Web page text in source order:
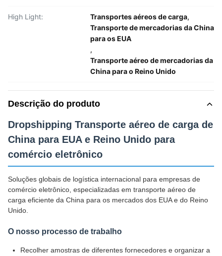
High Light: Transportes aéreos de carga,
Transporte de mercadorias da China
para os EUA
,
Transporte aéreo de mercadorias da
China para o Reino Unido
Descrição do produto
Dropshipping Transporte aéreo de carga de
China para EUA e Reino Unido para
comércio eletrônico
Soluções globais de logística internacional para empresas de
comércio eletrônico, especializadas em transporte aéreo de
carga eficiente da China para os mercados dos EUA e do Reino
Unido.
O nosso processo de trabalho
Recolher amostras de diferentes fornecedores e organizar a